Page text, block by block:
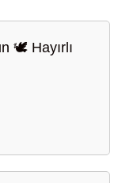
🕊️ Hayırlı